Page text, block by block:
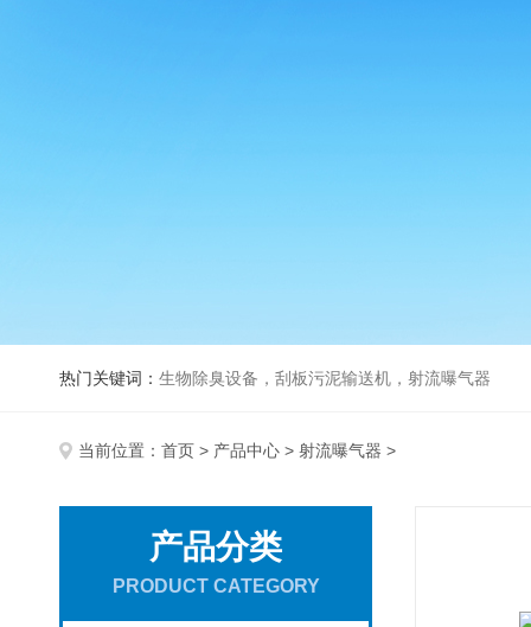
热门关键词： 生物除臭设备，刮板污泥输送机，射流曝气器
当前位置： 首页 > 产品中心 > 射流曝气器 >
产品分类
PRODUCT CATEGORY